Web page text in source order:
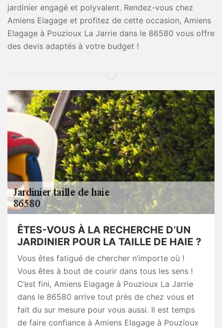
jardinier engagé et polyvalent. Rendez-vous chez
Amiens Elagage et profitez de cette occasion, Amiens
Elagage à Pouzioux La Jarrie dans le 86580 vous offre
des devis adaptés à votre budget !
ÊTES-VOUS À LA RECHERCHE D’UN
JARDINIER POUR LA TAILLE DE HAIE ?
Vous êtes fatigué de chercher n’importe où !
Vous êtes à bout de courir dans tous les sens !
C’est fini, Amiens Elagage à Pouzioux La Jarrie
dans le 86580 arrive tout près de chez vous et
fait du sur mesure pour vous aussi. Il est temps
de faire confiance à Amiens Elagage à Pouzioux